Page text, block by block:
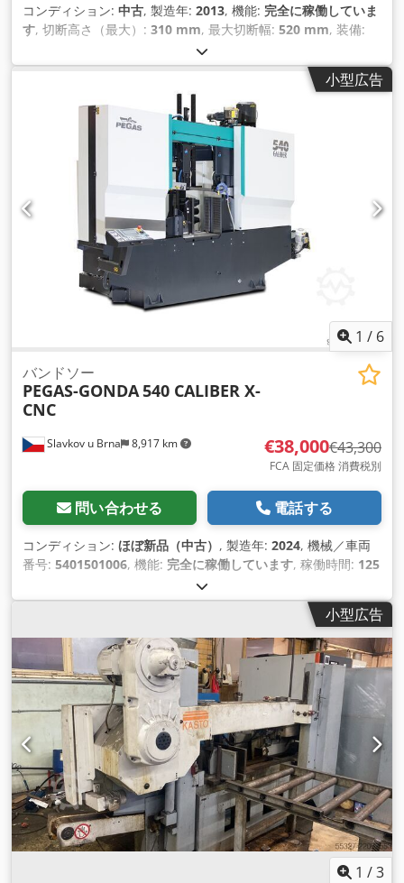
コンディション: 中古, 製造年: 2013, 機能: 完全に稼働していま
す, 切断高さ（最大）: 310 mm, 最大切断幅: 520 mm, 装備:
CEマーキング, ドキュメント / マニュアル
小型広告
1 / 6
Slavkov u Brna 8,917 km
バンドソー
PEGAS-GONDA540 CALIBER X-
CNC
€38,000€43,300
FCA 固定価格 消費税別
問い合わせる 電話する
コンディション: ほぼ新品（中古） , 製造年: 2024, 機械／車両
番号: 5401501006, 機能: 完全に稼働しています, 稼働時間: 125
5.5 キロワット (7.48 馬力)
数:50 ヘルツ, 入力電流の種類:三相, 切断高さ（最大）:500
550 mm, 作動方
式:電気, 最大回転速度:150 回転/分, 回転速度（最小）:15 回
転/分, 全高: 2,522 mm, 全長:4,116 mm, 全幅:2,030 mm, 総
重量:3,790 kg（キログラム） , テーブルの高さ: 810 mm, 最終
オーバーホール年:2026, 装備:CEマーキング, ドキュメント /
マニュアル, 回転速度無段階可変, 照明
小型広告
1 /3